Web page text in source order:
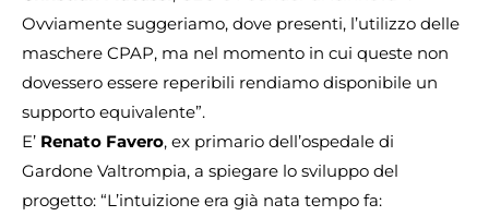
Ovviamente suggeriamo, dove presenti, l’utilizzo delle
maschere CPAP, ma nel momento in cui queste non
dovessero essere reperibili rendiamo disponibile un
supporto equivalente”.
E’ Renato Favero, ex primario dell’ospedale di
Gardone Valtrompia, a spiegare lo sviluppo del
progetto: “L’intuizione era già nata tempo fa: